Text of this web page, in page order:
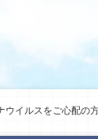
ウイルスをご心配の